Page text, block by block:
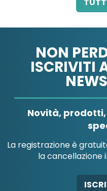
DIAGNOSTICS
NON
ISCRIVITI
Novità,
La registrazione è
la cancellazione